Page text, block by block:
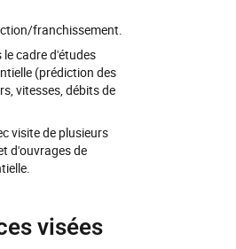
franchissement.
cadre d'études
(prédiction des
vitesses, débits de
visite de plusieurs
d'ouvrages de
visées